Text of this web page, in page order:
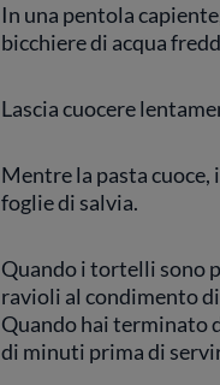
In una pentola
bicchiere di acqua
Lascia cuocere
Mentre la pasta cuoce,
foglie di salvia.
Quando i tortelli sono
ravioli al condimento
Quando hai terminato
di minuti prima di